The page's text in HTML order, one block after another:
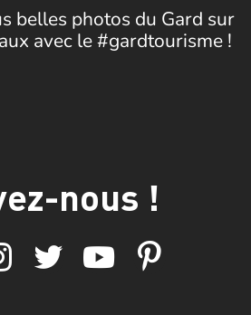
belles photos du Gard sur
avec le #gardtourisme !
nous !